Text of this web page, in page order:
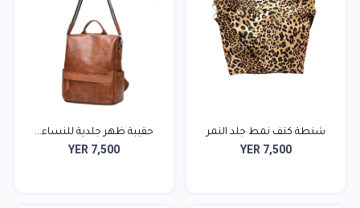
شنطة كتف نمط جلد النمر
YER 7,500
حقيبة ظهر جلدية للنساء...
YER 7,500